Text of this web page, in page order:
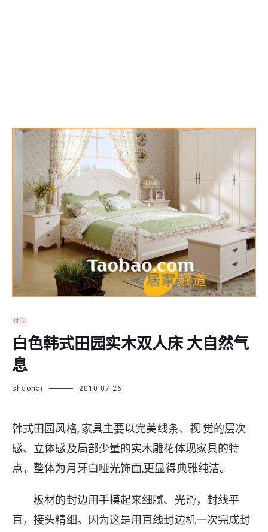
时尚
白色韩式田园实木双人床 大自然气
息
shaohai 2010-07-26
韩式田园风格, 家具主要以完美线条、视 觉的层次
感、立体感及局部少量的实木雕花体现家具的特
点，整体为月牙白哑光饰面,更显得典雅纯洁。
板材的封边用手摸起来细腻、光滑，封线平
直，接头精细。因为这是用直线封边机一次完成封